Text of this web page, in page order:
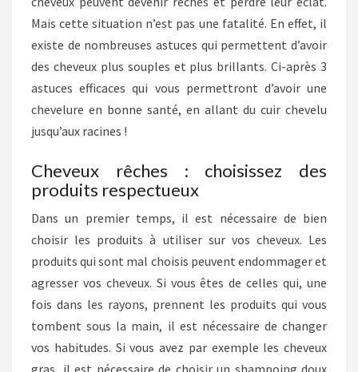
Mais cette situation n’est pas une fatalité. En effet, il
existe de nombreuses astuces qui permettent d’avoir
des cheveux plus souples et plus brillants. Ci-après 3
astuces efficaces qui vous permettront d’avoir une
chevelure en bonne santé, en allant du cuir chevelu
jusqu’aux racines !
Cheveux rêches : choisissez des
produits respectueux
Dans un premier temps, il est nécessaire de bien
choisir les produits à utiliser sur vos cheveux. Les
produits qui sont mal choisis peuvent endommager et
agresser vos cheveux. Si vous êtes de celles qui, une
fois dans les rayons, prennent les produits qui vous
tombent sous la main, il est nécessaire de changer
vos habitudes. Si vous avez par exemple les cheveux